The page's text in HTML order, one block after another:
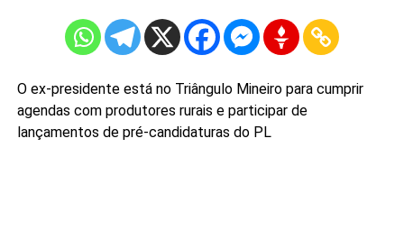
O ex-presidente está no Triângulo Mineiro para cumprir
agendas com produtores rurais e participar de
lançamentos de pré-candidaturas do PL